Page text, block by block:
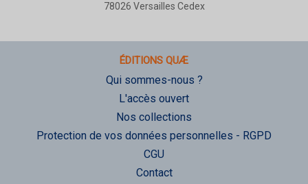
78026 Versailles Cedex
ÉDITIONS QUÆ
Qui sommes-nous ?
L'accès ouvert
Nos collections
Protection de vos données personnelles - RGPD
CGU
Contact